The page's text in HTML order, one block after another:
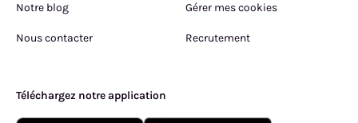
Notre blog Gérer mes cookies
Nous contacter Recrutement
Téléchargez notre application